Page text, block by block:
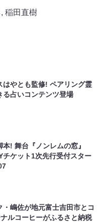
, 稲田直樹
はやとも監修! ペアリング霊
る占いコンテンツ登場
! 舞台『ノンレムの窓』
ケット1次先行受付スター
・嶋佐が地元富士吉田市とコ
ルコーヒーがふるさと納税